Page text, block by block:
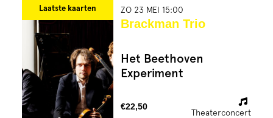
Laatste kaarten ZO 23 MEI 15:00
Brackman Trio
Het Beethoven
Experiment
€22,50
Theaterconcert